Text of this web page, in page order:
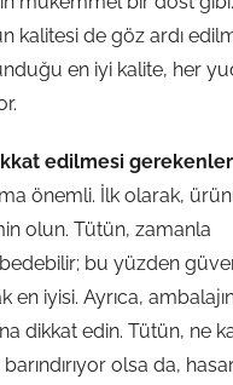
kalitesi de göz ardı
en iyi kalite, her
edilmesi gerekenler
önemli. İlk olarak,
olun. Tütün, zamanla
bu yüzden
en iyisi. Ayrıca,
dikkat edin. Tütün, ne
olsa da,